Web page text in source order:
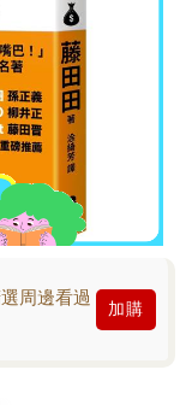
周邊看過
加購